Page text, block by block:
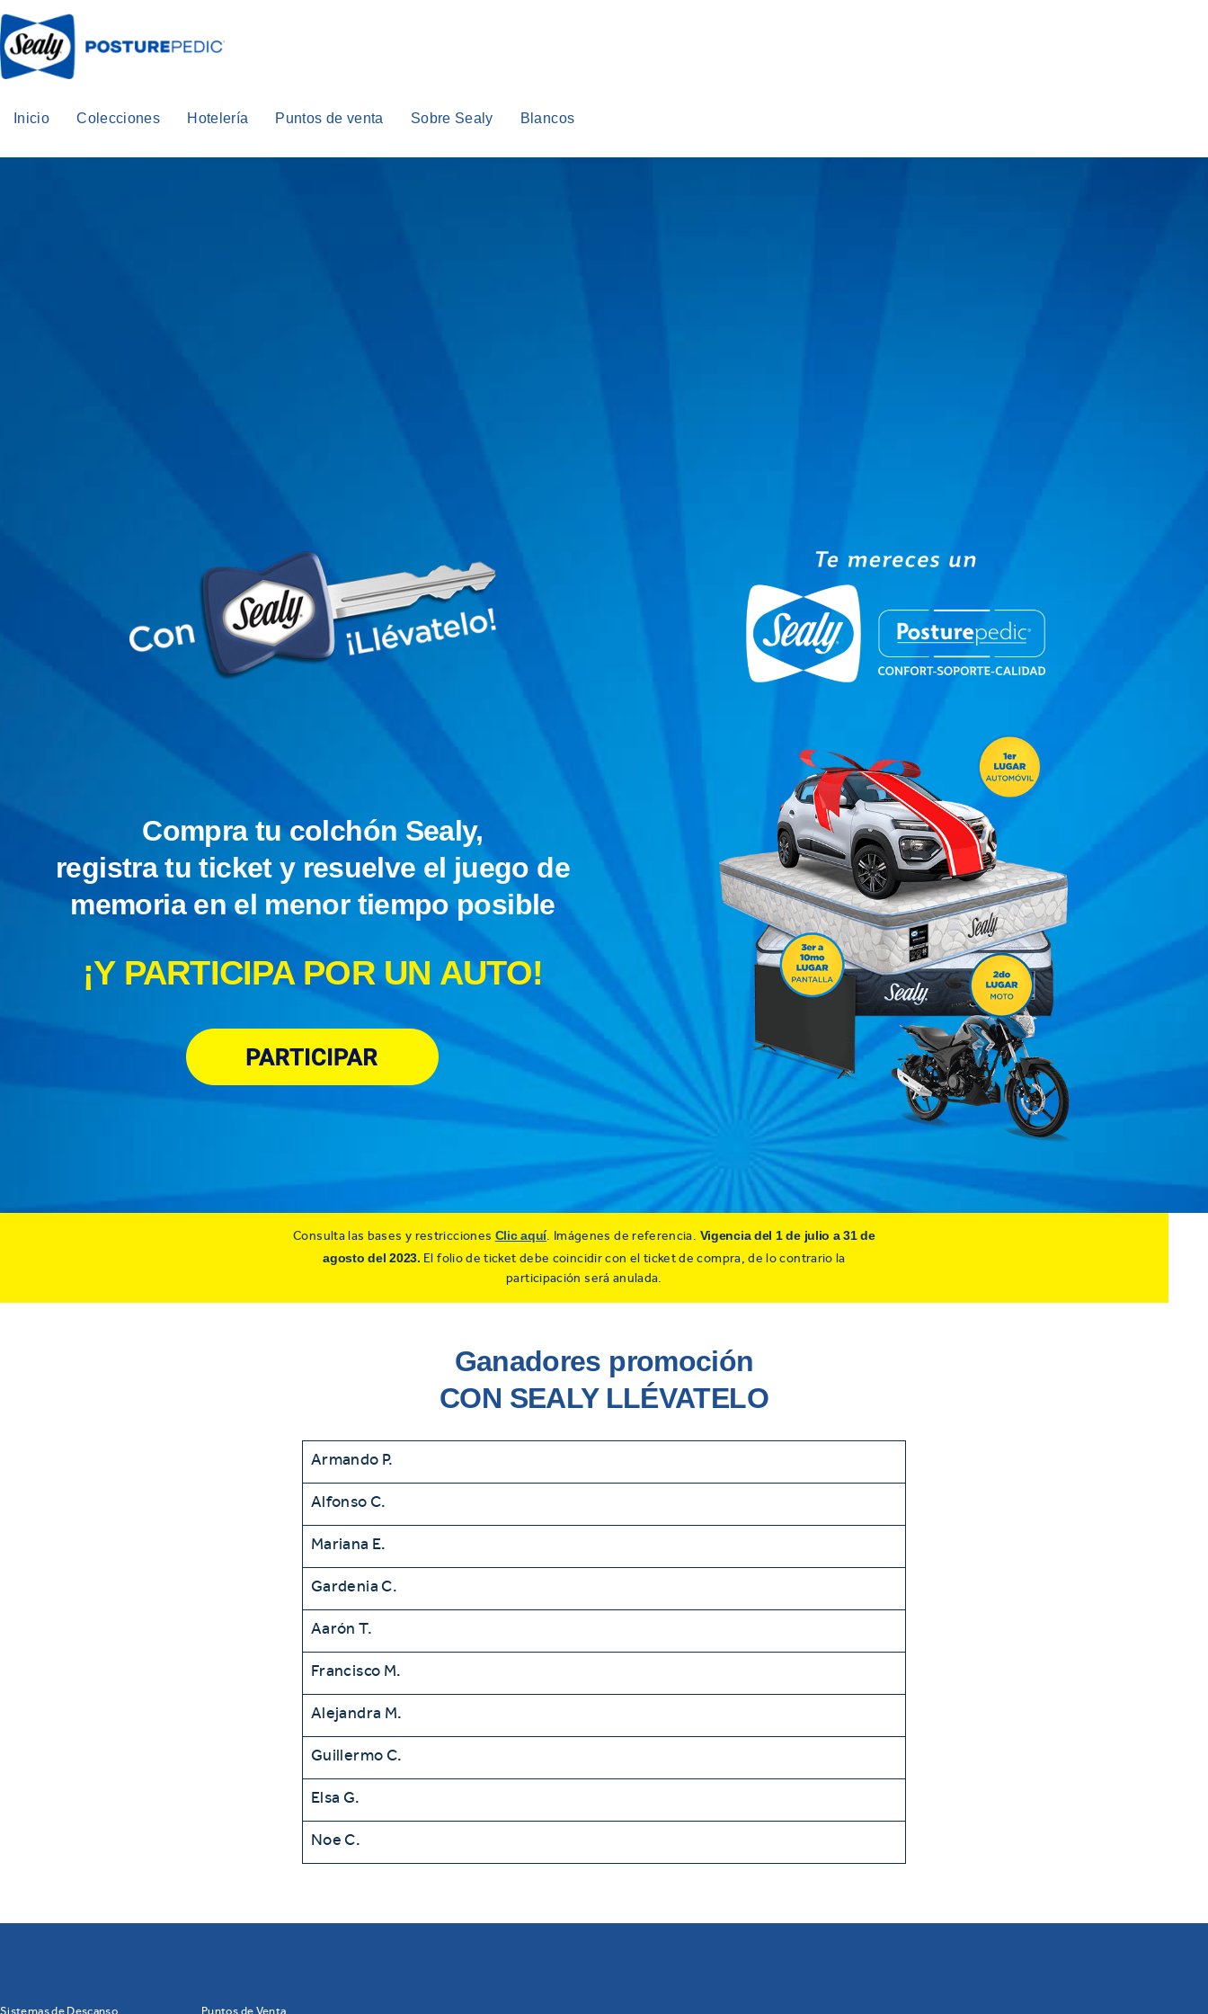
Inicio Colecciones Hotelería Puntos de venta Sobre Sealy Blancos
Compra tu colchón Sealy,
registra tu ticket y resuelve el juego de
memoria en el menor tiempo posible
¡Y PARTICIPA POR UN AUTO!
Consulta las bases y restriccionesClic aquí. Imágenes de referencia. Vigencia del 1 de julio a 31 de
agosto del 2023. El folio de ticket debe coincidir con el ticket de compra, de lo contrario la
participación será anulada.
Ganadores promoción
CON SEALY LLÉVATELO
Armando P.
Alfonso C.
Mariana E.
Gardenia C.
Aarón T.
Francisco M.
Alejandra M.
Guillermo C.
Elsa G.
Noe C.